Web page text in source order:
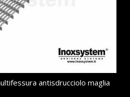
antisdrucciolo maglia